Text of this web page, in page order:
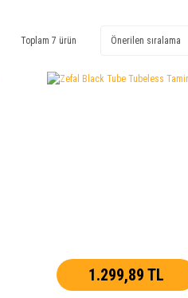
Toplam 7 ürün
1.299,89 TL